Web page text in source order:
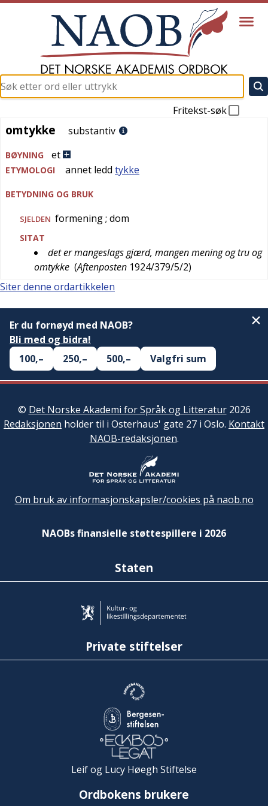
Fritekst-søk
omtykke
omtykke substantiv
BØYNING et
ETYMOLOGI annet ledd tykke
BETYDNING OG BRUK
SJELDEN formening; dom
SITAT
det er mangeslags gjærd, mangen mening og tru og
omtykke (Aftenposten 1924/379/5/2)
Siter denne ordartikkelen
Er du fornøyd med NAOB?
Bli med og bidra!
100,–
250,– 500,– Valgfri sum
© Det Norske Akademi for Språk og Litteratur2026
Redaksjonen holder til i Osterhaus' gate 27 i Oslo. Kontakt
NAOB-redaksjonen.
Om bruk av informasjonskapsler/cookies på naob.no
NAOBs finansielle støttespillere i 2026
Staten
Private stiftelser
Leif og Lucy Høegh Stiftelse
Ordbokens brukere